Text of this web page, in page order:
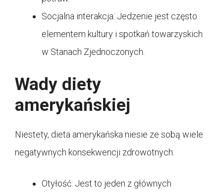
Socjalna interakcja: Jedzenie jest często
elementem kultury i spotkań towarzyskich
w Stanach Zjednoczonych.
Wady diety
amerykańskiej
Niestety, dieta amerykańska niesie ze sobą wiele
negatywnych konsekwencji zdrowotnych:
Otyłość: Jest to jeden z głównych